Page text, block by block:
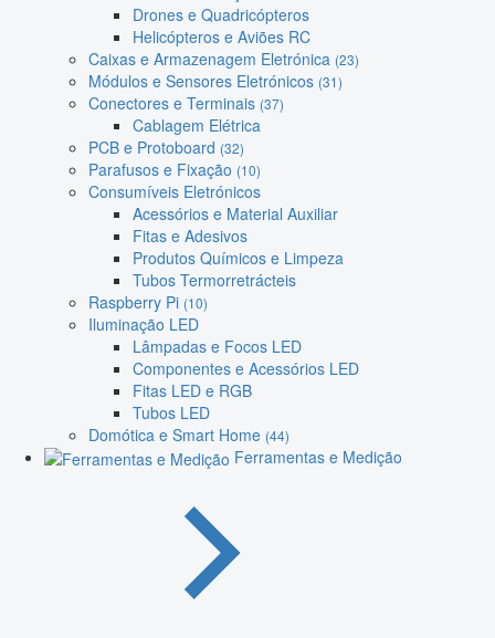
Drones e Quadricópteros
Helicópteros e Aviões RC
Caixas e Armazenagem Eletrónica (23)
Módulos e Sensores Eletrónicos (31)
Conectores e Terminais (37)
Cablagem Elétrica
PCB e Protoboard (32)
Parafusos e Fixação (10)
Consumíveis Eletrónicos
Acessórios e Material Auxiliar
Fitas e Adesivos
Produtos Químicos e Limpeza
Tubos Termorretrácteis
Raspberry Pi (10)
Iluminação LED
Lâmpadas e Focos LED
Componentes e Acessórios LED
Fitas LED e RGB
Tubos LED
Domótica e Smart Home (44)
Ferramentas e Medição